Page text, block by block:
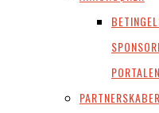
PARTNERSKABER